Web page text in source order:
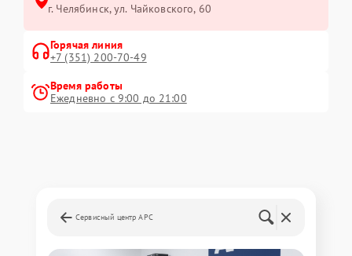
г. Челябинск, ул. Чайковского, 60
Горячая линия
+7 (351) 200-70-49
Время работы
Ежедневно с 9:00 до 21:00
Сервисный центр APC